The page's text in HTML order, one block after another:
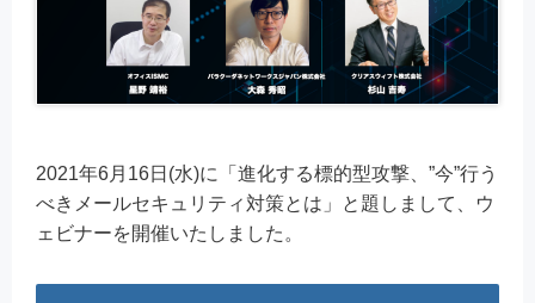
2021年6月16日(水)に「進化する標的型攻撃、”今”行う
べきメールセキュリティ対策とは」と題しまして、ウ
ェビナーを開催いたしました。